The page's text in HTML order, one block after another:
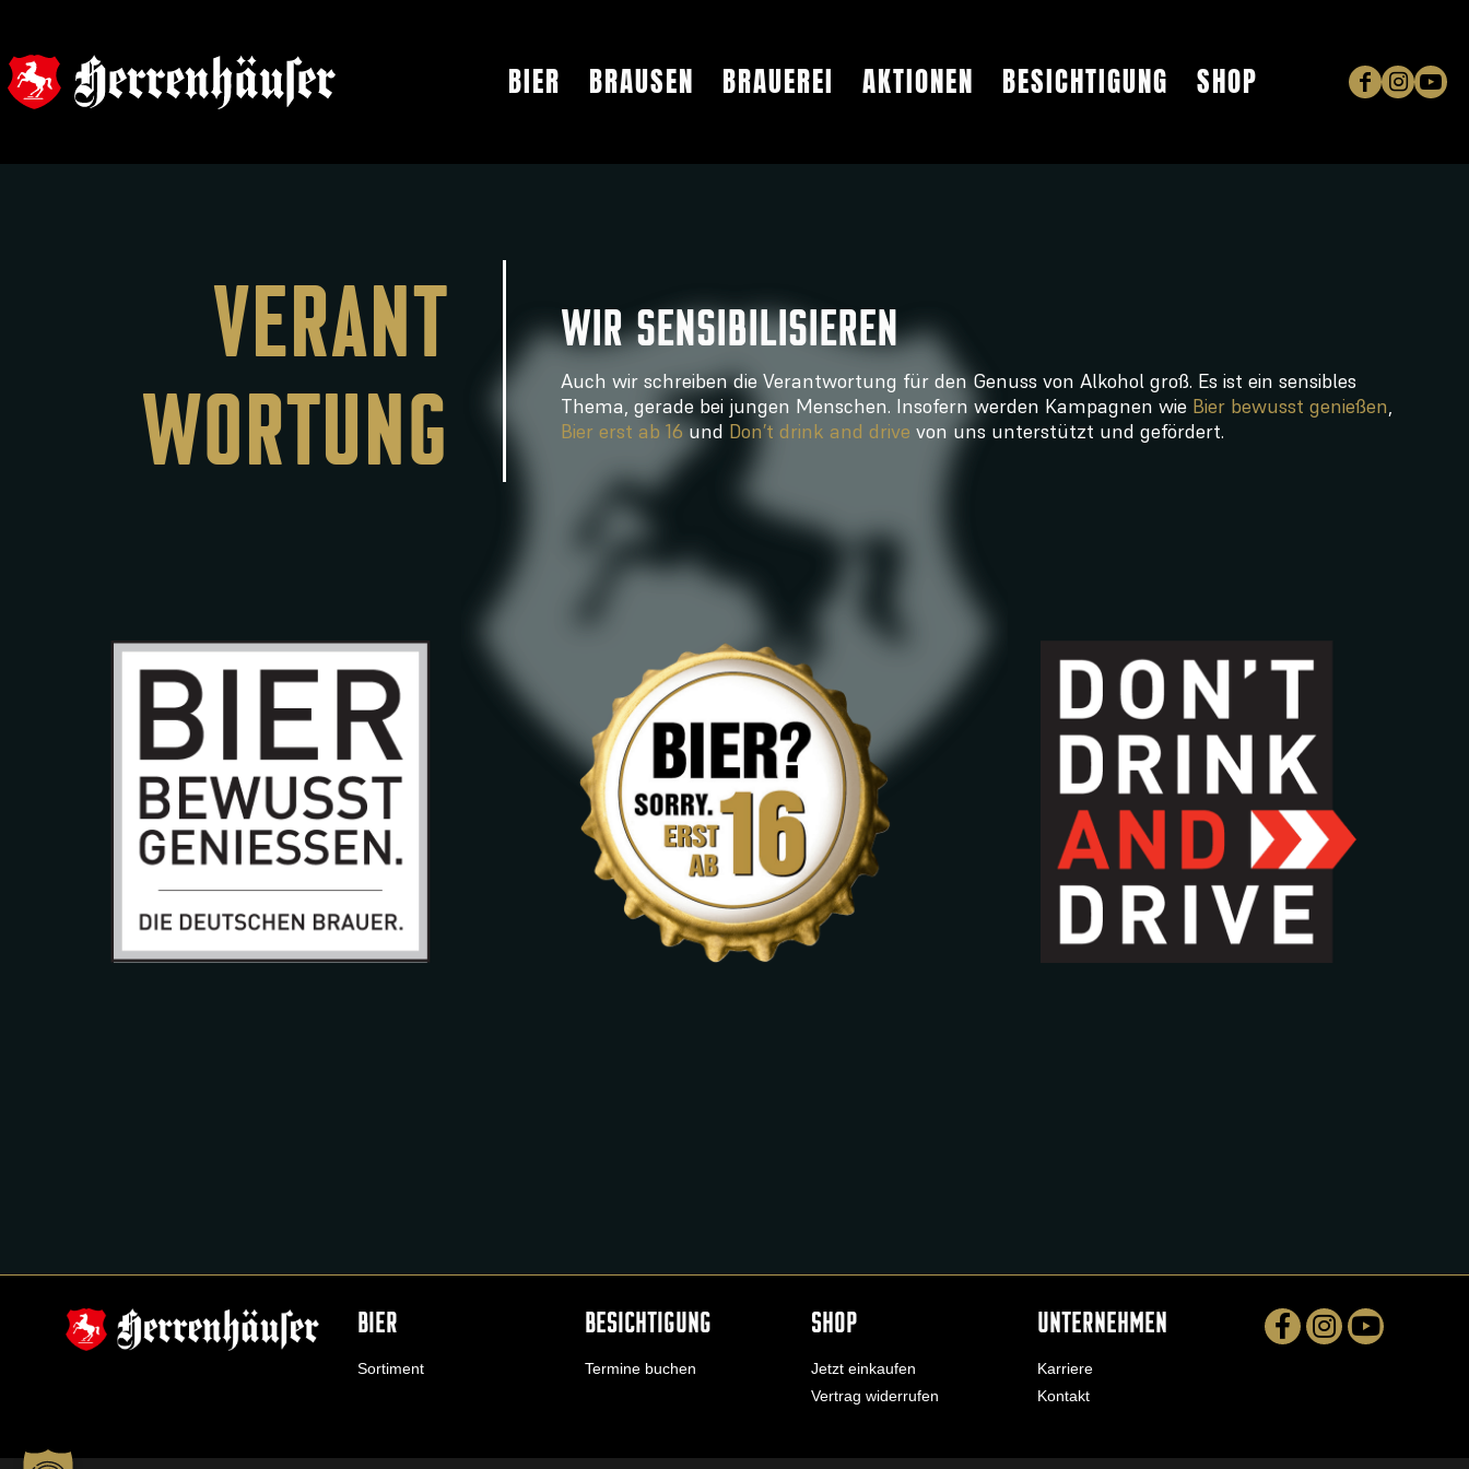
BIER BRAUSEN BRAUEREI AKTIONEN BESICHTIGUNG SHOP
VERANT
WORTUNG
WIR SENSIBILISIEREN
Auch wir schreiben die Verantwortung für den Genuss von Alkohol groß. Es ist ein sensibles
Thema, gerade bei jungen Menschen. Insofern werden Kampagnen wie Bier bewusst genießen,
Bier erst ab 16und Don’t drink and drive von uns unterstützt und gefördert.
BIER
Sortiment
BESICHTIGUNG
Termine buchen
SHOP
Jetzt einkaufen
Vertrag widerrufen
UNTERNEHMEN
Karriere
Kontakt